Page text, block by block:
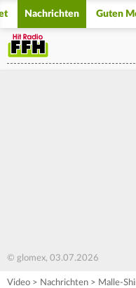
Nachrichten Guten
© glomex, 03.07.2026
Video > Nachrichten > Malle-